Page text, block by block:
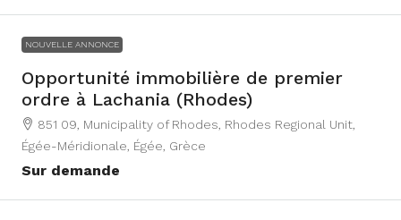
NOUVELLE ANNONCE
Opportunité immobilière de premier
ordre à Lachania (Rhodes)
851 09, Municipality of Rhodes, Rhodes Regional Unit,
Égée-Méridionale, Égée, Grèce
Sur demande